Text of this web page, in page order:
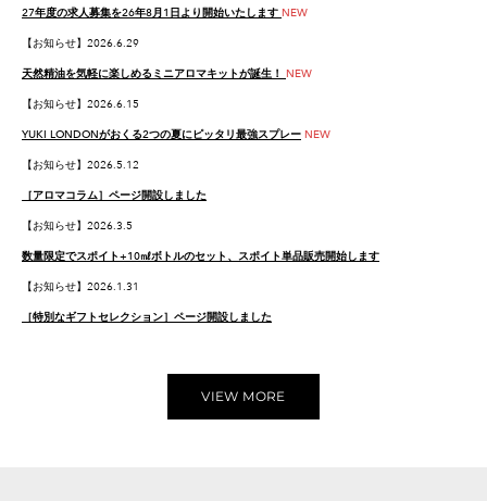
27年度の求人募集を26年8月1日より開始いたします NEW
【お知らせ】2026.6.29
天然精油を気軽に楽しめるミニアロマキットが誕生！ NEW
【お知らせ】2026.6.15
YUKI LONDONがおくる2つの夏にピッタリ最強スプレー NEW
【お知らせ】2026.5.12
［アロマコラム］ページ開設しました
【お知らせ】2026.3.5
数量限定でスポイト+10㎖ボトルのセット、スポイト単品販売開始します
【お知らせ】2026.1.31
［特別なギフトセレクション］ページ開設しました
VIEW MORE